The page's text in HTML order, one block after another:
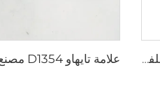
سعر المصنع قطع غيار السيارات المصنعين لوحة خلفية أقراص الفرامل D2026 للسيارات اليابانية